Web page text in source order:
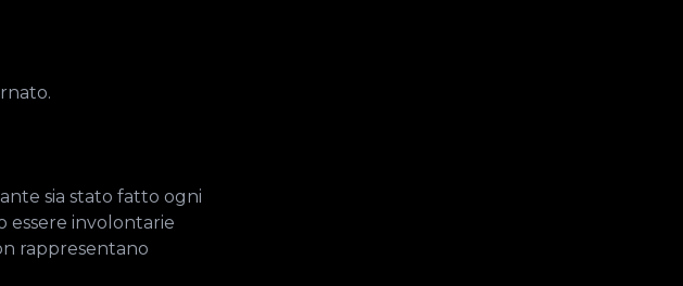
sia stato fatto ogni
essere involontarie
rappresentano